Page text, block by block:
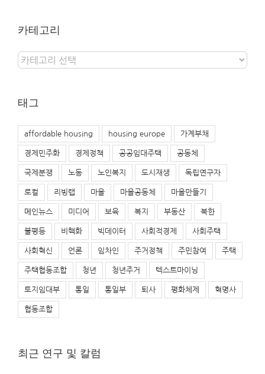
카테고리
카
테
태그
affordable housing housing europe 가계부채
경제민주화 경제정책 공공임대주택 공동체
국제분쟁 노동 노인복지 도시재생 독립연구자
로컬 리빙랩 마을 마을공동체 마을만들기
메인뉴스 미디어 보육 복지 부동산 북한
불평등 비핵화 빅데이터 사회적경제 사회주택
사회혁신 언론 임차인 주거정책 주민참여 주택
주택협동조합 청년 청년주거 텍스트마이닝
토지임대부 통일 통일부 퇴사 평화체제 혁명사
협동조합
최근 연구 및 칼럼